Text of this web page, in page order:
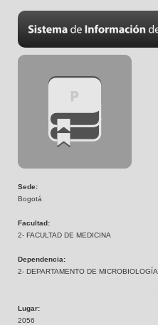
Sede:
Bogotá
Facultad:
2- FACULTAD DE MEDICINA
Dependencia:
2- DEPARTAMENTO DE MICROBIOLOGÍA
Lugar:
2056